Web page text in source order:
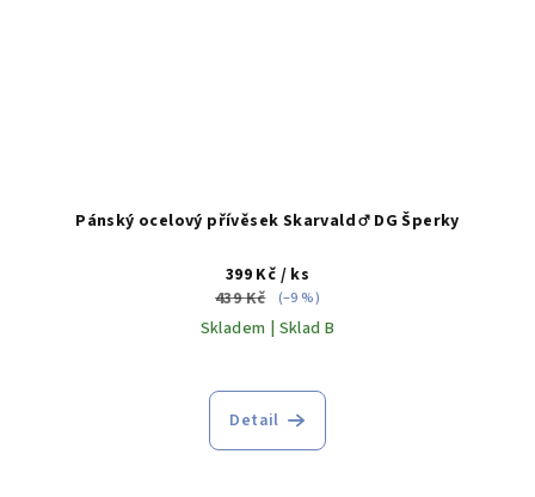
Pánský ocelový přívěsek Skarvald ♂️ DG Šperky
399 Kč / ks
439 Kč
(–9 %)
Skladem | Sklad B
Detail